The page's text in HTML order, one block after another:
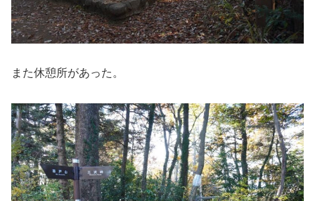
また休憩所があった。